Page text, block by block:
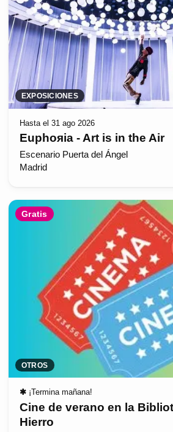
EXPOSICIONES
Hasta el 31 ago 2026
Euphoяia - Art is in the Air
Escenario Puerta del Ángel
Madrid
Gratis
OTROS
✱ ¡Termina mañana!
Cine de verano en la
Hierro